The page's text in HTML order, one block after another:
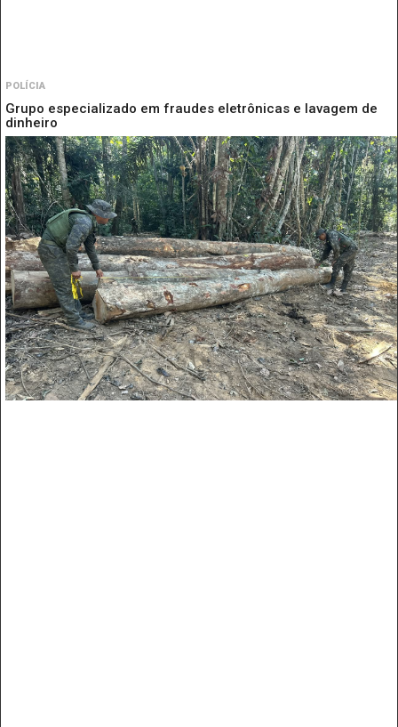
POLÍCIA
Grupo especializado em fraudes eletrônicas e lavagem de
dinheiro